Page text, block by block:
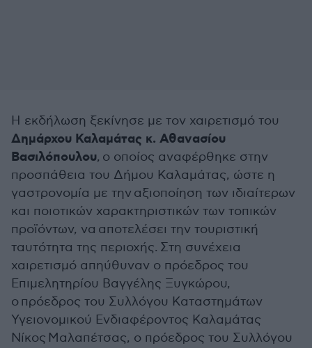
Η εκδήλωση ξεκίνησε με τον χαιρετισμό του
Δημάρχου Καλαμάτας κ. Αθανασίου
Βασιλόπουλου, ο οποίος αναφέρθηκε στην
προσπάθεια του Δήμου Καλαμάτας, ώστε η
γαστρονομία με την αξιοποίηση των ιδιαίτερων
και ποιοτικών χαρακτηριστικών των τοπικών
προϊόντων, να αποτελέσει την τουριστική
ταυτότητα της περιοχής. Στη συνέχεια
χαιρετισμό απηύθυναν ο πρόεδρος του
Επιμελητηρίου Βαγγέλης Ξυγκώρου,
ο πρόεδρος του Συλλόγου Καταστημάτων
Υγειονομικού Ενδιαφέροντος Καλαμάτας
Νίκος Μαλαπέτσας, ο πρόεδρος του Συλλόγου